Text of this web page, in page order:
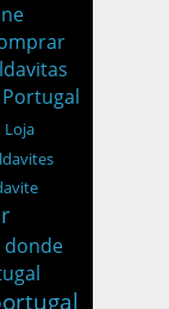
Loja
donde